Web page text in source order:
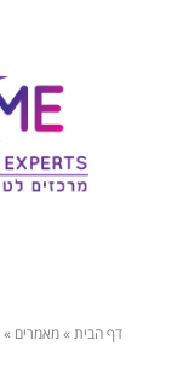
דף הבית»מאמרים »